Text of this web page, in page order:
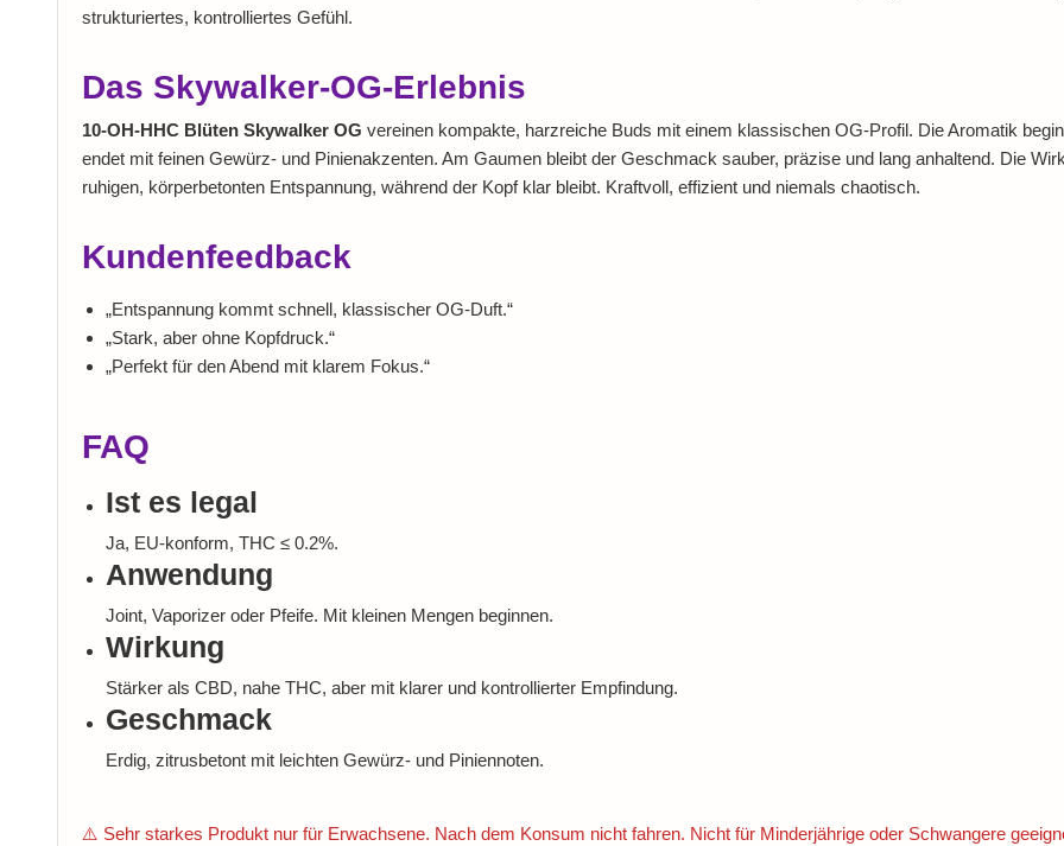
strukturiertes, kontrolliertes Gefühl.
Das Skywalker-OG-Erlebnis
10-OH-HHC Blüten Skywalker OG vereinen kompakte, harzreiche Buds mit einem klassischen OG-Profil. Die Aromatik
endet mit feinen Gewürz- und Pinienakzenten. Am Gaumen bleibt der Geschmack sauber, präzise und lang anhaltend. Die
ruhigen, körperbetonten Entspannung, während der Kopf klar bleibt. Kraftvoll, effizient und niemals chaotisch.
Kundenfeedback
„Entspannung kommt schnell, klassischer OG-Duft.“
„Stark, aber ohne Kopfdruck.“
„Perfekt für den Abend mit klarem Fokus.“
FAQ
Ist es legal
Ja, EU-konform, THC ≤ 0.2%.
Anwendung
Joint, Vaporizer oder Pfeife. Mit kleinen Mengen beginnen.
Wirkung
Stärker als CBD, nahe THC, aber mit klarer und kontrollierter Empfindung.
Geschmack
Erdig, zitrusbetont mit leichten Gewürz- und Piniennoten.
⚠️ Sehr starkes Produkt nur für Erwachsene. Nach dem Konsum nicht fahren. Nicht für Minderjährige oder Schwangere